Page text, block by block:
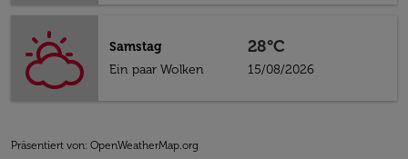
Samstag
Ein paar Wolken
28°C
15/08/2026
Präsentiert von: OpenWeatherMap.org